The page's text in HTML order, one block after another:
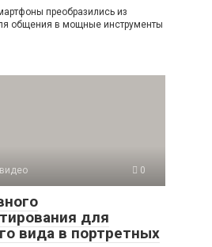
преобразились из
общения в мощные инструменты
0
для
вида в портретных